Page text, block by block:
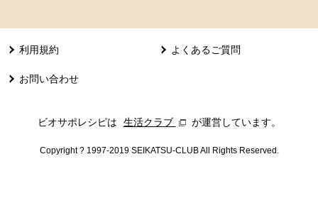
利用規約 よくあるご質問
お問い合わせ
ビオサポレシピは 生活クラブ 別のウィンドウで開きます。
が運営しています。
Copyright ? 1997-2019 SEIKATSU-CLUB All Rights Reserved.